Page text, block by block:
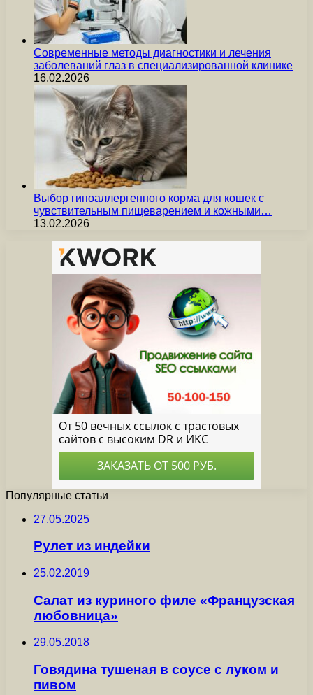
Современные методы диагностики и лечения
заболеваний глаз в специализированной клинике
16.02.2026
Выбор гипоаллергенного корма для кошек с
чувствительным пищеварением и кожными…
13.02.2026
Популярные статьи
27.05.2025
Рулет из индейки
25.02.2019
Салат из куриного филе «Французская
любовница»
29.05.2018
Говядина тушеная в соусе с луком и
пивом